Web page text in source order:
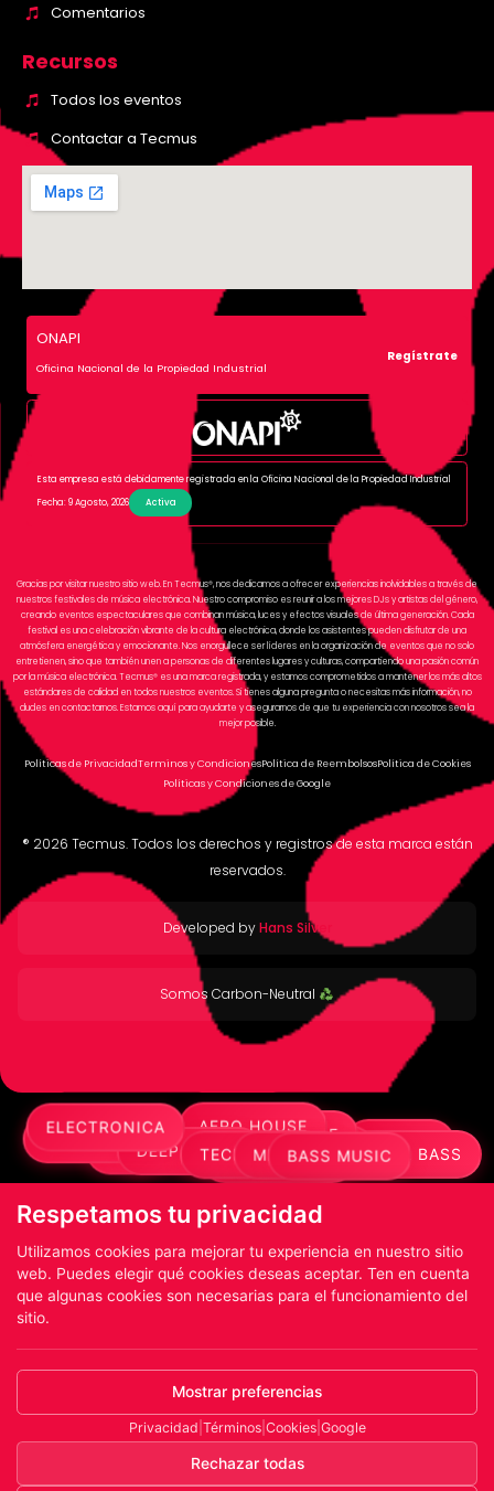
Recursos
Todos los eventos
Contactar a Tecmus
Comentarios
ONAPI
Oficina Nacional de la Propiedad Industrial
Regístrate
Esta empresa está debidamente registrada en la Oficina Nacional de la Propiedad Industrial
Fecha: 9 Agosto, 2026
Activa
Gracias por visitar nuestro sitio web. En Tecmus®, nos dedicamos a ofrecer experiencias inolvidables a través de
nuestros festivales de música electrónica. Nuestro compromiso es reunir a los mejores DJs y artistas del género,
creando eventos espectaculares que combinan música, luces y efectos visuales de última generación. Cada
festival es una celebración vibrante de la cultura electrónica, donde los asistentes pueden disfrutar de una
atmósfera energética y emocionante. Nos enorgullece ser líderes en la organización de eventos que no solo
entretienen, sino que también unen a personas de diferentes lugares y culturas, compartiendo una pasión común
por la música electrónica. Tecmus® es una marca registrada, y estamos comprometidos a mantener los más altos
estándares de calidad en todos nuestros eventos. Si tienes alguna pregunta o necesitas más información, no
dudes en contactarnos. Estamos aquí para ayudarte y asegurarnos de que tu experiencia con nosotros sea la
mejor posible.
Políticas de PrivacidadTerminos y CondicionesPolítica de ReembolsosPolítica de Cookies
Políticas y Condiciones de Google
® 2026 Tecmus. Todos los derechos y registros de esta marca están
reservados.
Developed byHans Silver
Somos Carbon-Neutral
HOUSE TECHNO
TRANCE
DRUM & BASS
DUBSTEP
EDM
HARDSTYLE
AFRO HOUSE
FUTURE BASS
DEEP HOUSETECH HOUSE
MINIMAL
ELECTRONICA
BASS MUSIC
Respetamos tu privacidad
Utilizamos cookies para mejorar tu experiencia en nuestro sitio
web. Puedes elegir qué cookies deseas aceptar. Ten en cuenta
que algunas cookies son necesarias para el funcionamiento del
sitio.
Mostrar preferencias
Privacidad Términos| Cookies| Google
Rechazar todas